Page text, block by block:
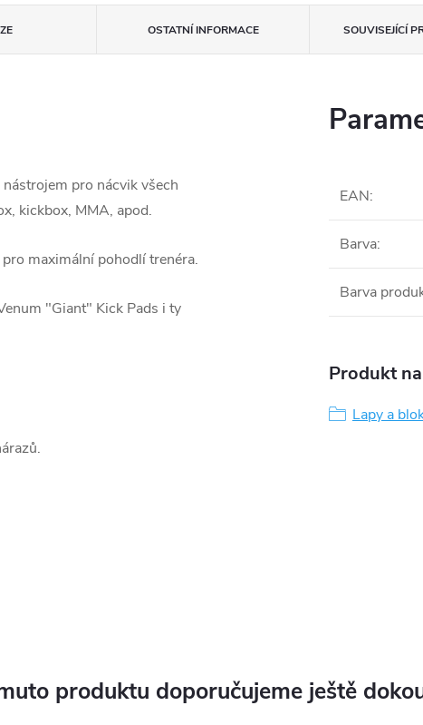
OSTATNÍ INFORMACE SOUVISEJÍCÍ
pro nácvik všech
kickbox, MMA, apod.
maximální pohodlí trenéra.
"Giant" Kick Pads i ty
EAN:
Barva:
Barva
Produkt
Lapy a
produktu doporučujeme ještě